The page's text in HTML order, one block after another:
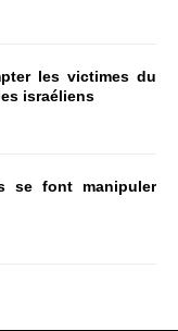
les victimes du
israéliens
se font manipuler